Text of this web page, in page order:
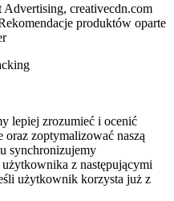
creativecdn.com
produktów oparte
lepiej zrozumieć i ocenić
oraz zoptymalizować naszą
synchronizujemy
z następującymi
użytkownik korzysta już z